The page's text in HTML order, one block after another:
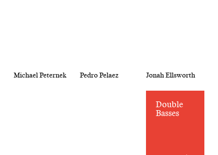
Michael Peternek Pedro Pelaez Jonah Ellsworth
Double
Basses